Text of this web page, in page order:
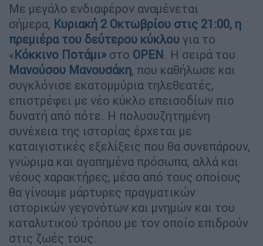
Με μεγάλο ενδιαφέρον αναμένεται
σήμερα, Κυριακή 2 Οκτωβρίου στις 21:00, η
πρεμιέρατου δεύτερου κύκλου για το
«Κόκκινο Ποτάμι»στο OPEN. Η σειρά του
Μανούσου Μανουσάκη, που καθήλωσε και
συγκλόνισε εκατομμύρια τηλεθεατές,
επιστρέφει με νέο κύκλο επεισοδίων πιο
δυνατή από πότε. Η πολυσυζητημένη
συνέχεια της ιστορίας έρχεται με
καταιγιστικές εξελίξεις που θα συνεπάρουν,
γνώριμα και αγαπημένα πρόσωπα, αλλά και
νέους χαρακτήρες, μέσα από τους οποίους
θα γίνουμε μάρτυρες πραγματικών
ιστορικών γεγονότων και μνημών και του
καταλυτικού τρόπου με τον οποίο επιδρούν
στις ζωές τους.